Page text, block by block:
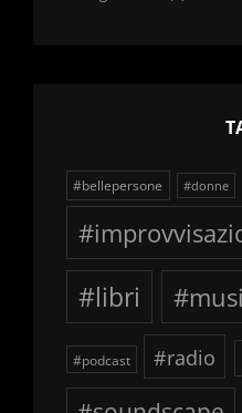
#bellepersone #donne
#libri
#podcast #radio